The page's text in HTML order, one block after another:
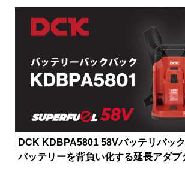
DCK KDBPA5801 58Vバッテリバッ
バッテリーを背負い化する延長アダプ